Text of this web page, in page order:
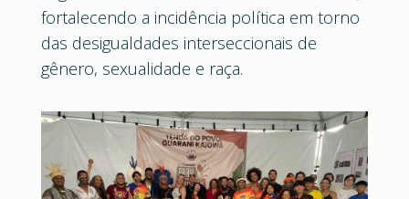
fortalecendo a incidência política em torno
das desigualdades interseccionais de
gênero, sexualidade e raça.